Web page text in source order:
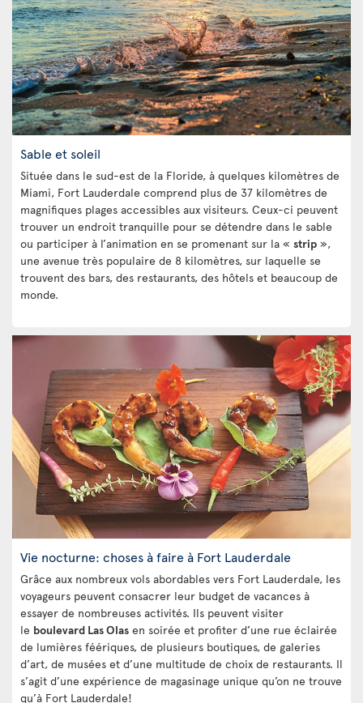
Sable et soleil
Située dans le sud-est de la Floride, à quelques kilomètres de
Miami, Fort Lauderdale comprend plus de 37 kilomètres de
magnifiques plages accessibles aux visiteurs. Ceux-ci peuvent
trouver un endroit tranquille pour se détendre dans le sable
ou participer à l’animation en se promenant sur la « strip »,
une avenue très populaire de 8 kilomètres, sur laquelle se
trouvent des bars, des restaurants, des hôtels et beaucoup de
monde.
Vie nocturne: choses à faire à Fort Lauderdale
Grâce aux nombreux vols abordables vers Fort Lauderdale, les
voyageurs peuvent consacrer leur budget de vacances à
essayer de nombreuses activités. Ils peuvent visiter
le boulevard Las Olas en soirée et profiter d’une rue éclairée
de lumières féériques, de plusieurs boutiques, de galeries
d’art, de musées et d’une multitude de choix de restaurants. Il
s’agit d’une expérience de magasinage unique qu’on ne trouve
qu’à Fort Lauderdale!